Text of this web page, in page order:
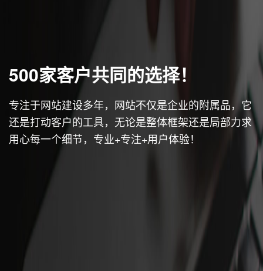
500家客户共同的选择！
专注于网站建设多年，网站不仅是企业的附属品，它
还是打动客户的工具，无论是整体框架还是局部力求
用心每一个细节，专业+专注+用户体验！